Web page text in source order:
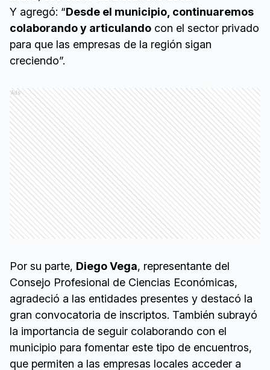
Y agregó: “Desde el municipio, continuaremos
colaborando y articulando con el sector privado
para que las empresas de la región sigan
creciendo”.
Ads
Por su parte, Diego Vega, representante del
Consejo Profesional de Ciencias Económicas,
agradeció a las entidades presentes y destacó la
gran convocatoria de inscriptos. También subrayó
la importancia de seguir colaborando con el
municipio para fomentar este tipo de encuentros,
que permiten a las empresas locales acceder a